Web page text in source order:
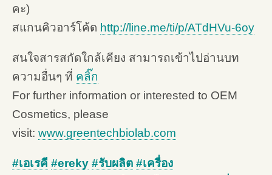
คะ)
สแกนคิวอาร์โค้ด http://line.me/ti/p/ATdHVu-6oy
สนใจสารสกัดใกล้เคียง สามารถเข้าไปอ่านบท
ความอื่นๆ ที่ คลิ๊ก
For further information or interested to OEM
Cosmetics, please
visit: www.greentechbiolab.com
#เอเรคี #ereky #รับผลิต #เครื่อง